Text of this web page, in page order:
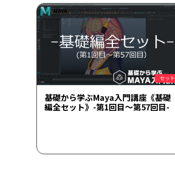
セット
基礎から学ぶMaya入門講座《基礎
編全セット》-第1回目～第57回目-